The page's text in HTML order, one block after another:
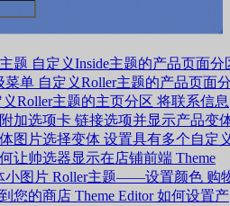
题 自定义Inside主题的产品页面分
菜单 自定义Roller主题的产品页面
义Roller主题的主页分区 将联系信息
加选项卡 链接选项并显示产品变
图片选择变体 设置具有多个自定
让帅选器显示在店铺前端 Theme
小图片 Roller主题——设置颜色 购
您的商店 Theme Editor 如何设置产